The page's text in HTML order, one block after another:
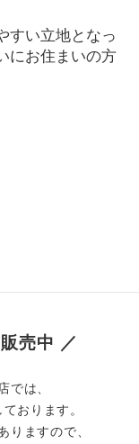
すい立地となっ
にお住まいの方
売中 ／
では、
おります。
りますので、